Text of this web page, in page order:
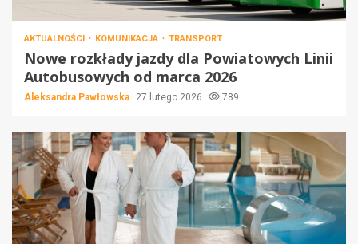
AKTUALNOŚCI KOMUNIKACJA TRANSPORT
Nowe rozkłady jazdy dla Powiatowych Linii
Autobusowych od marca 2026
Aleksandra Pawłowska 27 lutego 2026 789